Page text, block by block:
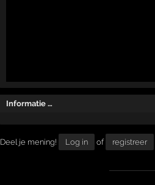
Informatie …
Deel je mening! Log in of registreer